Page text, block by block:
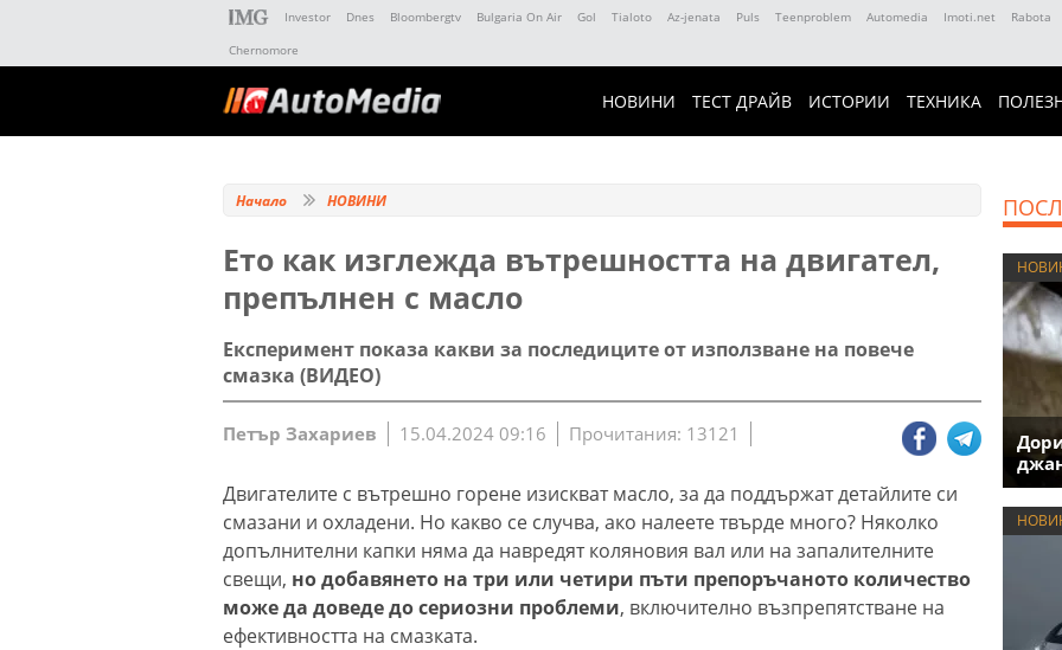
Investor Dnes Bloombergtv Bulgaria On Air Gol Tialoto Az-jenata Puls Teenproblem Automedia Imoti.net Rabota
Chernomore
НОВИНИ ТЕСТ ДРАЙВ ИСТОРИИ ТЕХНИКА
Начало НОВИНИ
Ето как изглежда вътрешността на двигател,
препълнен с масло
Експеримент показа какви за последиците от използване на повече
смазка (ВИДЕО)
Петър Захариев 15.04.2024 09:16 Прочитания: 13121
Двигателите с вътрешно горене изискват масло, за да поддържат детайлите си
смазани и охладени. Но какво се случва, ако налеете твърде много? Няколко
допълнителни капки няма да навредят коляновия вал или на запалителните
свещи, но добавянето на три или четири пъти препоръчаното количество
може да доведе до сериозни проблеми, включително възпрепятстване на
ефективността на смазката.